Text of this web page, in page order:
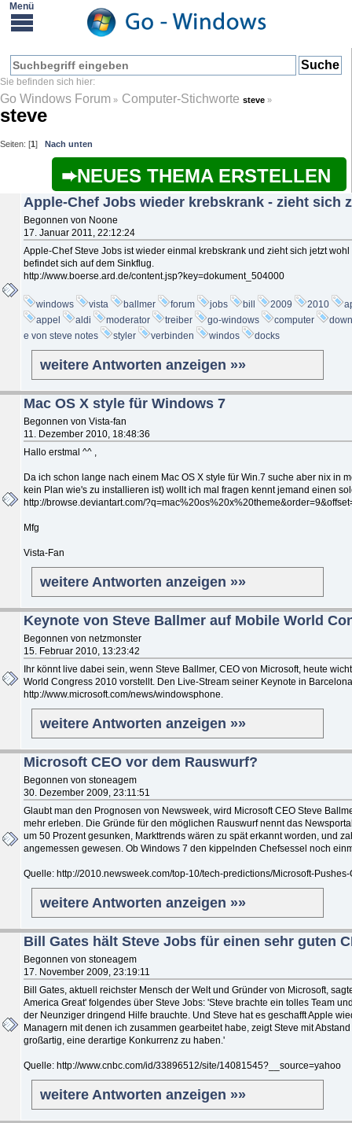
Go Windows Forum » Computer-Stichwortesteve »
steve
Seiten: [1] Nach unten
NEUES THEMA ERSTELLEN
Apple-Chef Jobs wieder krebskrank - zieht sich
Begonnen von Noone
17. Januar 2011, 22:12:24
Apple-Chef Steve Jobs ist wieder einmal krebskrank und zieht sich jetzt
befindet sich auf dem Sinkflug.
http://www.boerse.ard.de/content.jsp?key=dokument_504000
windows vista ballmer forum jobs bill 2009 2010
appel
aldi moderator treiber go-windows computer
e von steve notes
styler verbinden windos docks
weitere Antworten anzeigen »»
Mac OS X style für Windows 7
Begonnen von Vista-fan
11. Dezember 2010, 18:48:36
Hallo erstmal ^^ ,
Da ich schon lange nach einem Mac OS X style für Win.7 suche aber nix in
kein Plan wie's zu installieren ist) wollt ich mal fragen kennt jemand einen
http://browse.deviantart.com/
Mfg
Vista-Fan
weitere Antworten anzeigen »»
Keynote von Steve Ballmer auf Mobile World
Begonnen von netzmonster
15. Februar 2010, 13:23:42
Ihr könnt live dabei sein, wenn Steve Ballmer, CEO von Microsoft, heute
World Congress 2010 vorstellt. Den Live-Stream seiner Keynote in
http://www.microsoft.com/news/windowsphone.
weitere Antworten anzeigen »»
Microsoft CEO vor dem Rauswurf?
Begonnen von stoneagem
30. Dezember 2009, 23:11:51
Glaubt man den Prognosen von Newsweek, wird Microsoft CEO Steve
mehr erleben. Die Gründe für den möglichen Rauswurf nennt das
um 50 Prozent gesunken, Markttrends wären zu spät erkannt worden, und
angemessen gewesen. Ob Windows 7 den kippelnden Chefsessel noch
Quelle: http://2010.newsweek.com/top-10/tech-predictions/Microsoft-
weitere Antworten anzeigen »»
Bill Gates hält Steve Jobs für einen sehr guten
Begonnen von stoneagem
17. November 2009, 23:19:11
Bill Gates, aktuell reichster Mensch der Welt und Gründer von Microsoft,
America Great' folgendes über Steve Jobs: 'Steve brachte ein tolles Team
der Neunziger dringend Hilfe brauchte. Und Steve hat es geschafft Apple
Managern mit denen ich zusammen gearbeitet habe, zeigt Steve mit
großartig, eine derartige Konkurrenz zu haben.'
Quelle: http://www.cnbc.com/id/33896512/site/14081545?__source=yahoo
weitere Antworten anzeigen »»